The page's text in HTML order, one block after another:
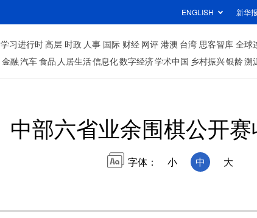
ENGLISH 新华
学习进行时高层 时政 人事 国际 财经 网评 港澳 台湾 思客智库 全球
金融汽车食品 人居生活信息化数字经济学术中国 乡村振兴银龄溯
中部六省业余围棋公开
字体： 小 中 大